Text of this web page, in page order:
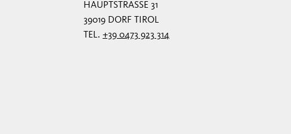
HAUPTSTRASSE 31
39019 DORF TIROL
TEL. +39 0473 923 314